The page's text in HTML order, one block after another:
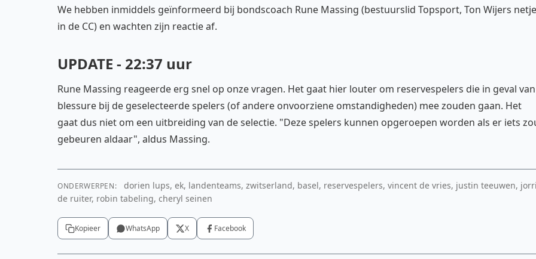
We hebben inmiddels geïnformeerd bij bondscoach Rune Massing (bestuurslid Topsport, Ton Wijers
in de CC) en wachten zijn reactie af.
UPDATE - 22:37 uur
Rune Massing reageerde erg snel op onze vragen. Het gaat hier louter om reservespelers die in geval van
blessure bij de geselecteerde spelers (of andere onvoorziene omstandigheden) mee zouden gaan. Het
gaat dus niet om een uitbreiding van de selectie. "Deze spelers kunnen opgeroepen worden als er iets
gebeuren aldaar", aldus Massing.
ONDERWERPEN:
dorien lups, ek, landenteams, zwitserland, basel, reservespelers, vincent de vries, justin teeuwen,
de ruiter, robin tabeling, cheryl seinen
Kopieer WhatsApp X Facebook